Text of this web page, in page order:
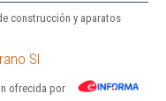
construcción y aparatos
Sl
ofrecida por